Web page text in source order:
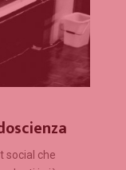
social che